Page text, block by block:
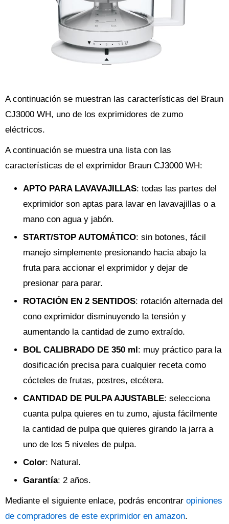
A continuación se muestran las características del Braun
CJ3000 WH, uno de los exprimidores de zumo
eléctricos.
A continuación se muestra una lista con las
características de el exprimidor Braun CJ3000 WH:
APTO PARA LAVAVAJILLAS: todas las partes del
exprimidor son aptas para lavar en lavavajillas o a
mano con agua y jabón.
START/STOP AUTOMÁTICO: sin botones, fácil
manejo simplemente presionando hacia abajo la
fruta para accionar el exprimidor y dejar de
presionar para parar.
ROTACIÓN EN 2 SENTIDOS: rotación alternada del
cono exprimidor disminuyendo la tensión y
aumentando la cantidad de zumo extraído.
BOL CALIBRADO DE 350 ml: muy práctico para la
dosificación precisa para cualquier receta como
cócteles de frutas, postres, etcétera.
CANTIDAD DE PULPA AJUSTABLE: selecciona
cuanta pulpa quieres en tu zumo, ajusta fácilmente
la cantidad de pulpa que quieres girando la jarra a
uno de los 5 niveles de pulpa.
Color: Natural.
Garantía: 2 años.
Mediante el siguiente enlace, podrás encontrar opiniones
de compradores de este exprimidor en amazon.